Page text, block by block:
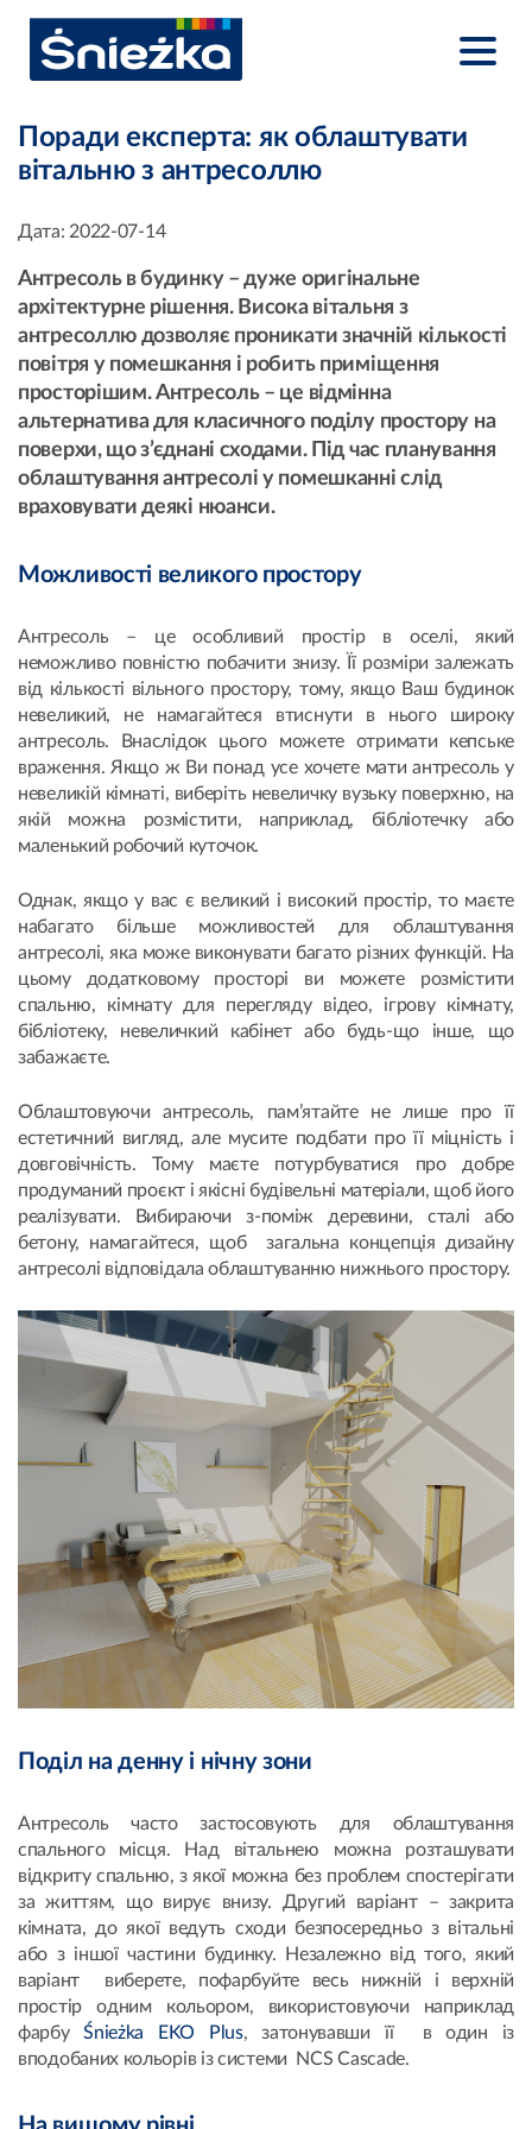
Поради експерта: як облаштувати
вітальню з антресоллю
Дата: 2022-07-14
Антресоль в будинку – дуже оригінальне
архітектурне рішення. Висока вітальня з
антресоллю дозволяє проникати значній кількості
повітря у помешкання і робить приміщення
просторішим. Антресоль – це відмінна
альтернатива для класичного поділу простору на
поверхи, що з’єднані сходами. Під час планування
облаштування антресолі у помешканні слід
враховувати деякі нюанси.
Можливості великого простору
Антресоль – це особливий простір в оселі, який
неможливо повністю побачити знизу. Її розміри залежать
від кількості вільного простору, тому, якщо Ваш будинок
невеликий, не намагайтеся втиснути в нього широку
антресоль. Внаслідок цього можете отримати кепське
враження. Якщо ж Ви понад усе хочете мати антресоль у
невеликій кімнаті, виберіть невеличку вузьку поверхню, на
якій можна розмістити, наприклад, бібліотечку або
маленький робочий куточок.
Однак, якщо у вас є великий і високий простір, то маєте
набагато більше можливостей для облаштування
антресолі, яка може виконувати багато різних функцій. На
цьому додатковому просторі ви можете розмістити
спальню, кімнату для перегляду відео, ігрову кімнату,
бібліотеку, невеличкий кабінет або будь-що інше, що
забажаєте.
Облаштовуючи антресоль, пам’ятайте не лише про її
естетичний вигляд, але мусите подбати про її міцність і
довговічність. Тому маєте потурбуватися про добре
продуманий проєкт і якісні будівельні матеріали, щоб його
реалізувати. Вибираючи з-поміж деревини, сталі або
бетону, намагайтеся, щоб загальна концепція дизайну
антресолі відповідала облаштуванню нижнього простору.
Поділ на денну і нічну зони
Антресоль часто застосовують для облаштування
спального місця. Над вітальнею можна розташувати
відкриту спальню, з якої можна без проблем спостерігати
за життям, що вирує внизу. Другий варіант – закрита
кімната, до якої ведуть сходи безпосередньо з вітальні
або з іншої частини будинку. Незалежно від того, який
варіант виберете, пофарбуйте весь нижній і верхній
простір одним кольором, використовуючи наприклад
фарбуŚnieżka EKO Plus, затонувавши її в один із
вподобаних кольорів із системи NCS Cascade.